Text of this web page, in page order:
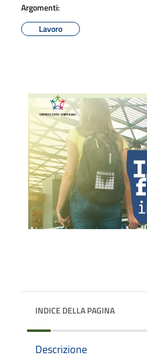
Argomenti:
Lavoro
INDICE DELLA PAGINA
Descrizione